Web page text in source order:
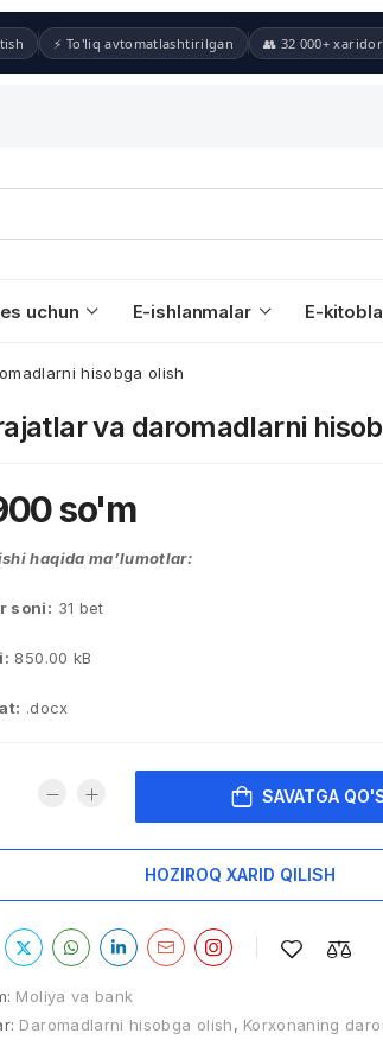
⚡ To'liq avtomatlashtirilgan 👥 32 000+ xaridor
uchun E-ishlanmalar E-
hisobga olish
va daromadlarni
so'm
haqida ma’lumotlar:
soni: 31 bet
850.00 kB
.docx
SAVATGA
HOZIROQ XARID QILISH
Moliya va bank
Daromadlarni hisobga olish, Korxonaning